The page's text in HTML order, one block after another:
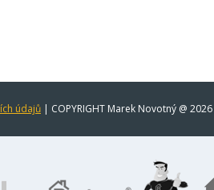
údajů | COPYRIGHT Marek Novotný @ 2026